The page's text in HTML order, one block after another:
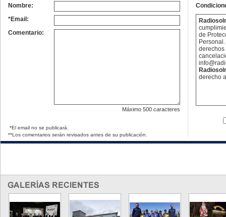
Nombre:
*Email:
Comentario:
Máximo 500 caracteres
*El email no se publicará.
**Los comentarios serán revisados antes de su publicación.
de
derechos
derecho